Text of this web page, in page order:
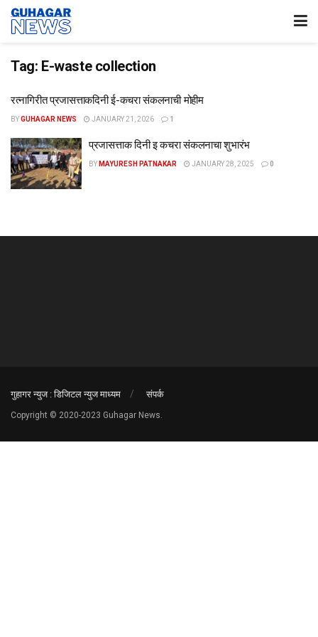
Tag: E-waste collection
रत्नागिरीत प्रजासत्ताकदिनी ई-कचरा संकलनाची मोहीम
BYGUHAGAR NEWS JANUARY 21, 2026 1
प्रजासत्ताक दिनी इ कचरा संकलनाचा शुभारंभ
BY MAYURESH PATNAKAR JANUARY 28, 2025 0
गुहागर न्युज : डिजिटल न्युज माध्यम संपर्क
Copyright © 2020-2023 Guhagar News.